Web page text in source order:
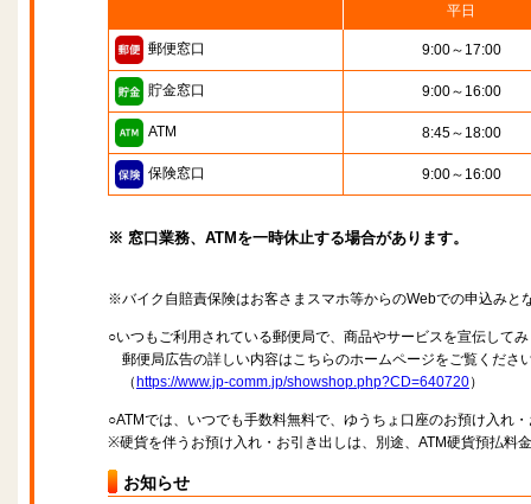
平日
郵便窓口 9:00～17:00
貯金窓口 9:00～16:00
ATM 8:45～18:00
保険窓口 9:00～16:00
※ 窓口業務、ATMを一時休止する場合があります。
※バイク自賠責保険はお客さまスマホ等からのWebでの申込みと
○いつもご利用されている郵便局で、商品やサービスを宣伝して
郵便局広告の詳しい内容はこちらのホームページをご覧くださ
（ https://www.jp-comm.jp/showshop.php?CD=640720）
○ATMでは、いつでも手数料無料で、ゆうちょ口座のお預け入れ
※硬貨を伴うお預け入れ・お引き出しは、別途、ATM硬貨預払料
お知らせ